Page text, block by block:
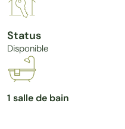
Status
Disponible
1 salle de bain